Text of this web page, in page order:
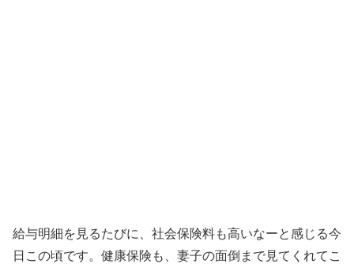
給与明細を見るたびに、社会保険料も高いなーと感じる今
日この頃です。健康保険も、妻子の面倒まで見てくれてこ